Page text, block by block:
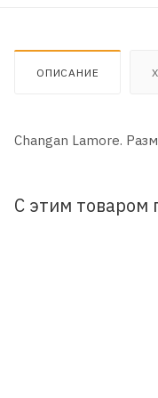
ОПИСАНИЕ
Changan Lamore.
С этим товаром